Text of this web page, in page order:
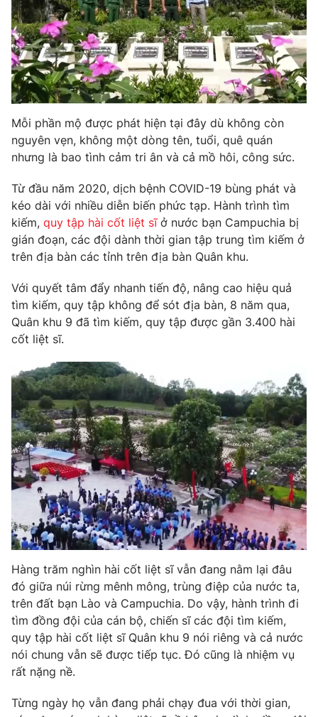
VTV9 VTV8
Liên hệ tòa soạn English
THỜI BÁO VTV
Theo dõi báo trên
Cơ quan chủ quản: Đài Truyền hình Việt Nam
Giấy phép hoạt động báo in và báo điện tử số 483/GP-BTTTT
cấp ngày 29/12/2023
Tổng Biên tập:
Vũ Thanh Thủy
Nguyễn Trọng Ninh
Tổng đài VTV:024.38 355 931 - 024.38 355 932
Ðiện thoại Thời báo VTV:024.66 897 897
Email:toasoan@vtv.vn
Liên hệ quảng cáo:024-7300.7108
® Cấm sao chép dưới mọi hình thức nếu không có sự chấp
thuận bằng văn bản. Ghi rõ nguồn VTV.vn khi phát hành lại
thông tin từ website này.
Mỗi phần mộ được phát hiện tại đây dù không còn
nguyên vẹn, không một dòng tên, tuổi, quê quán
nhưng là bao tình cảm tri ân và cả mồ hôi, công sức.
Từ đầu năm 2020, dịch bệnh COVID-19 bùng phát và
kéo dài với nhiều diễn biến phức tạp. Hành trình tìm
kiếm, quy tập hài cốt liệt sĩở nước bạn Campuchia bị
gián đoạn, các đội dành thời gian tập trung tìm kiếm ở
trên địa bàn các tỉnh trên địa bàn Quân khu.
Với quyết tâm đẩy nhanh tiến độ, nâng cao hiệu quả
tìm kiếm, quy tập không để sót địa bàn, 8 năm qua,
Quân khu 9 đã tìm kiếm, quy tập được gần 3.400 hài
cốt liệt sĩ.
Hàng trăm nghìn hài cốt liệt sĩ vẫn đang nằm lại đâu
đó giữa núi rừng mênh mông, trùng điệp của nước ta,
trên đất bạn Lào và Campuchia. Do vậy, hành trình đi
tìm đồng đội của cán bộ, chiến sĩ các đội tìm kiếm,
quy tập hài cốt liệt sĩ Quân khu 9 nói riêng và cả nước
nói chung vẫn sẽ được tiếp tục. Đó cũng là nhiệm vụ
rất nặng nề.
Từng ngày họ vẫn đang phải chạy đua với thời gian,